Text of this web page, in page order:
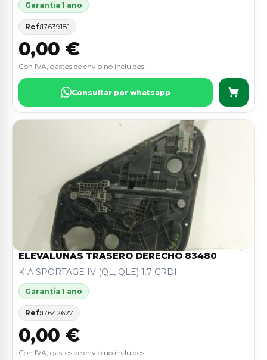
Garantia 1 ano
Ref:17639181
0,00 €
Con IVA, gastos de envio no incluidos.
Consultar por whatsapp
ELEVALUNAS TRASERO DERECHO 83480
KIA SPORTAGE IV (QL, QLE) 1.7 CRDI
Garantia 1 ano
Ref:17642627
0,00 €
Con IVA, gastos de envio no incluidos.